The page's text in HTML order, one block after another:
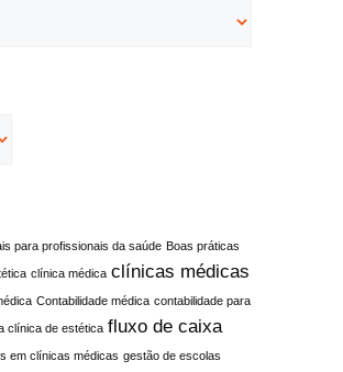
para profissionais da saúde Boas práticas
clínica médica clínicas médicas
Contabilidade médica contabilidade para
clínica de estética fluxo de caixa
em clínicas médicas gestão de escolas